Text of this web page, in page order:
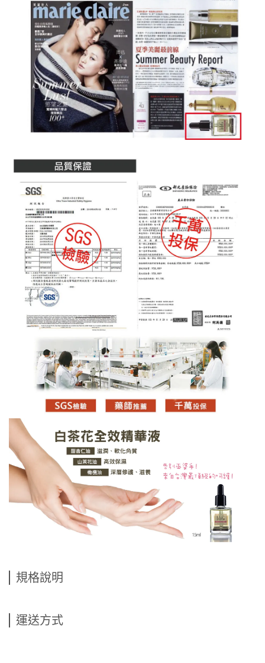
規格說明
運送方式